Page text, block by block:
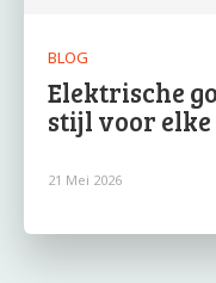
BLOG
Elektrische
stijl voor
21 Mei 2026